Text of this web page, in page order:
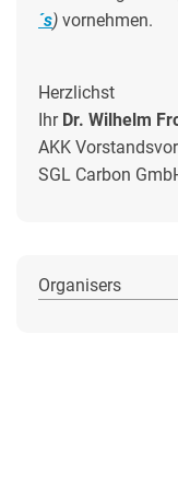
´s) vornehmen.
Herzlichst
Ihr Dr. Wilhelm
AKK
SGL Carbon
Organisers